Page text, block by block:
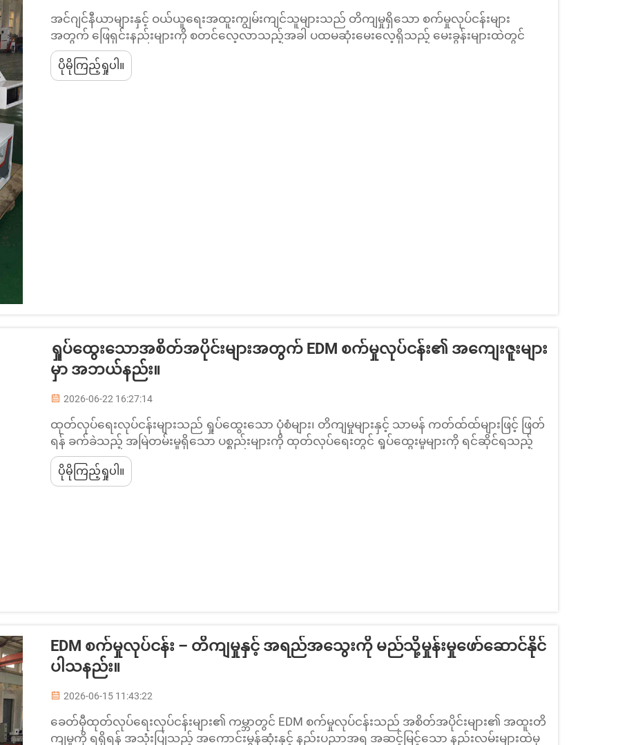
အင်ဂျင်နီယာများနှင့် ဝယ်ယူရေးအထူးကျွမ်းကျင်သူများသည် တိကျမှုရှိသော စက်မှုလုပ်ငန်းများ
အတွက် ဖြေရှင်းနည်းများကို စတင်လေ့လာသည့်အခါ ပထမဆုံးမေးလေ့ရှိသည့် မေးခွန်းများထဲတွင်
EDM စက်များကို အများအားဖြင့် မည်သည့်အမျိုးအစားများ ရှိပါသနည်း။ အကြောင်းရင်းများမှာ အ
ဘယ်နည်း။ လျှပ်စစ်ပေါက်ကွဲမှုဖေါ်ပေးသည့်...
ပိုမိုကြည့်ရှုပါ။
ရှုပ်ထွေးသောအစိတ်အပိုင်းများအတွက် EDM စက်မှုလုပ်ငန်း၏ အကျေးဇူးများ
မှာ အဘယ်နည်း။
2026-06-22 16:27:14
ထုတ်လုပ်ရေးလုပ်ငန်းများသည် ရှုပ်ထွေးသော ပုံစံများ၊ တိကျမှုများနှင့် သာမန် ကတ်ထ်ထ်များဖြင့် ဖြတ်
ရန် ခက်ခဲသည့် အမြဲတမ်းမှုရှိသော ပစ္စည်းများကို ထုတ်လုပ်ရေးတွင် ရှုပ်ထွေးမှုများကို ရင်ဆိုင်ရသည့်
အခါ EDM စက်မှုလုပ်ငန်းသည် အများအားဖြင့် နိုင်ငံတကာတွင် နိုင်င်င်သော ဖြေရှင်းနည်းအဖြစ် အသုံး
များပါသည်။ လျှပ်စစ်ပေါက်ကွဲမှုဖေါ်ပေးသည့်...
ပိုမိုကြည့်ရှုပါ။
EDM စက်မှုလုပ်ငန်း – တိကျမှုနှင့် အရည်အသွေးကို မည်သို့မှုန်းမှုဖော်ဆောင်နိုင်
ပါသနည်း။
2026-06-15 11:43:22
ခေတ်မှီထုတ်လုပ်ရေးလုပ်ငန်းများ၏ ကမ္ဘာတွင် EDM စက်မှုလုပ်ငန်းသည် အစိတ်အပိုင်းများ၏ အထူးတိ
ကျမှုကို ရရှိရန် အသုံးပြုသည့် အကောင်းမွန်ဆုံးနှင့် နည်းပညာအရ အဆင့်မြင့်သော နည်းလမ်းများထဲမှ